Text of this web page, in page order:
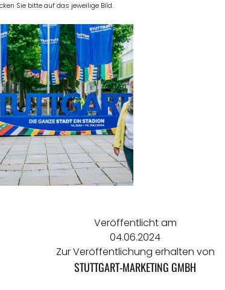
Sie bitte auf das jeweilige Bild.
Veröffentlicht am
04.06.2024
Zur Veröffentlichung erhalten von
STUTTGART-MARKETING GMBH